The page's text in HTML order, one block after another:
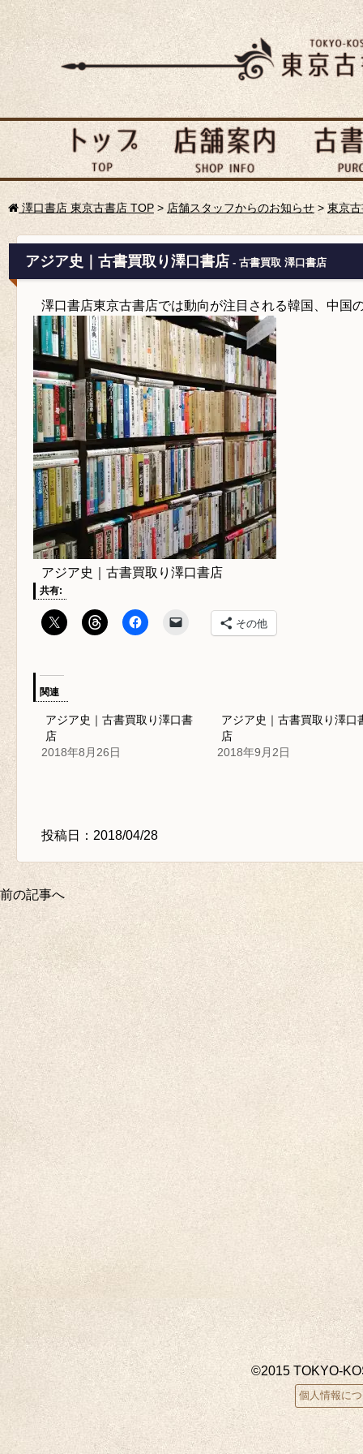
澤口書店 東京古書店 TOP > 店舗スタッフからのお知らせ> 東京
アジア史｜古書買取り澤口書店 - 古書買取 澤口書店
澤口書店東京古書店では動向が注目される韓国、中国
アジア史｜古書買取り澤口書店
共有:
その他
関連
アジア史｜古書買取り澤口書
店
2018年8月26日
アジア史｜古書買取り澤口
店
2018年9月2日
投稿日：2018/04/28
前の記事へ
©2015 TOKYO-
個人情報に